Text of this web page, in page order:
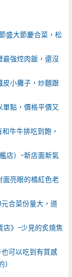
盛大節慶合菜，松
強焢肉飯，還沒
小攤子，炒麵跟
點，價格平價又
牛牛排吃到飽，
店）-新店面新氣
亮眼的橘紅色老
合菜份量大，道
店》-少見的炙燒焦
可以吃到有質感